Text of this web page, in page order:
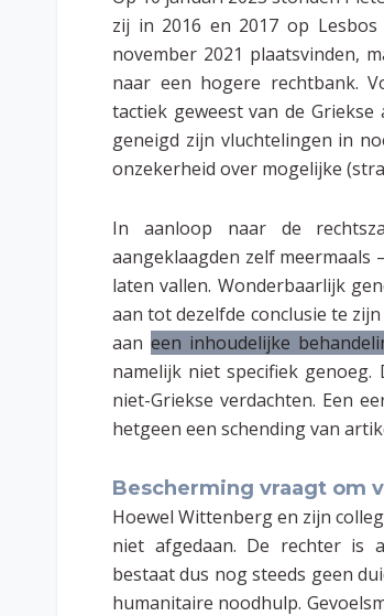
zij in 2016 en 2017 op
november 2021 plaatsvinden,
naar een hogere rechtbank.
tactiek geweest van de
geneigd zijn vluchtelingen in
onzekerheid over mogelijke
In aanloop naar de
aangeklaagden zelf meermaals
laten vallen. Wonderbaarlijk
aan tot dezelfde conclusie te
aan een inhoudelijke
namelijk niet specifiek
niet-Griekse verdachten. Een
hetgeen een schending van
Bescherming vraagt om
Hoewel Wittenberg en zijn
niet afgedaan. De rechter is
bestaat dus nog steeds geen
humanitaire noodhulp.